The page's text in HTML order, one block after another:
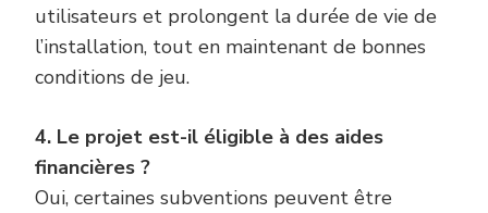
utilisateurs et prolongent la durée de vie de
l’installation, tout en maintenant de bonnes
conditions de jeu.
4. Le projet est-il éligible à des aides
financières ?
Oui, certaines subventions peuvent être